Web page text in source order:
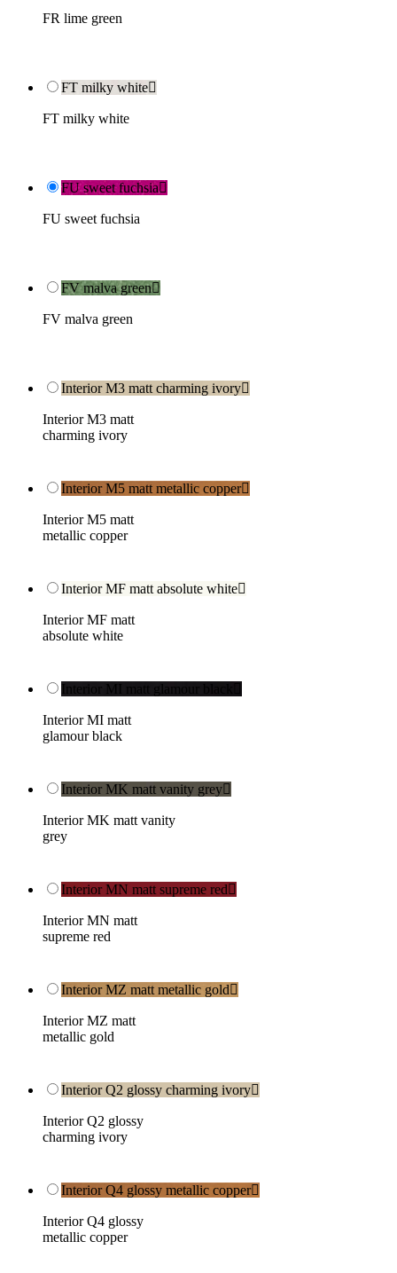
FR lime green
FT milky white
FT milky white
FU sweet fuchsia
FU sweet fuchsia
FV malva green
FV malva green
Interior M3 matt charming ivory
Interior M3 matt
charming ivory
Interior M5 matt metallic copper
Interior M5 matt
metallic copper
Interior MF matt absolute white
Interior MF matt
absolute white
Interior MI matt glamour black
Interior MI matt
glamour black
Interior MK matt vanity grey
Interior MK matt vanity
grey
Interior MN matt supreme red
Interior MN matt
supreme red
Interior MZ matt metallic gold
Interior MZ matt
metallic gold
Interior Q2 glossy charming ivory
Interior Q2 glossy
charming ivory
Interior Q4 glossy metallic copper
Interior Q4 glossy
metallic copper